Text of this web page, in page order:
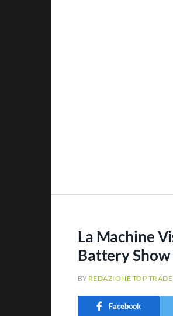
La Machine
Battery
BY REDAZIONE TOP TRADE
Facebook